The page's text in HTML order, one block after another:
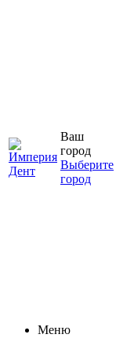
Ваш
город
Выберите
город
Меню